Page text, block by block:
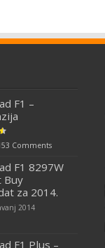
F1 –
Comments
F1 8297W
Buy
za 2014.
2014
F1 Plus –